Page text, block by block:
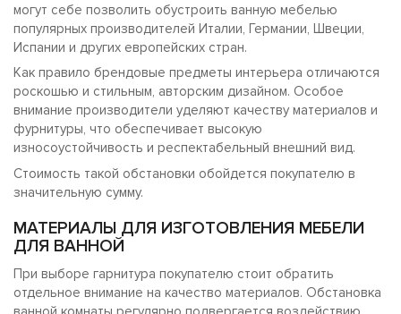
могут себе позволить обустроить ванную мебелью
популярных производителей Италии, Германии, Швеции,
Испании и других европейских стран.
Как правило брендовые предметы интерьера отличаются
роскошью и стильным, авторским дизайном. Особое
внимание производители уделяют качеству материалов и
фурнитуры, что обеспечивает высокую
износоустойчивость и респектабельный внешний вид.
Стоимость такой обстановки обойдется покупателю в
значительную сумму.
МАТЕРИАЛЫ ДЛЯ ИЗГОТОВЛЕНИЯ МЕБЕЛИ
ДЛЯ ВАННОЙ
При выборе гарнитура покупателю стоит обратить
отдельное внимание на качество материалов. Обстановка